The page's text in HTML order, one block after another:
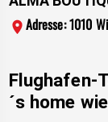
Adresse: 1010
Flughafen-
´s home